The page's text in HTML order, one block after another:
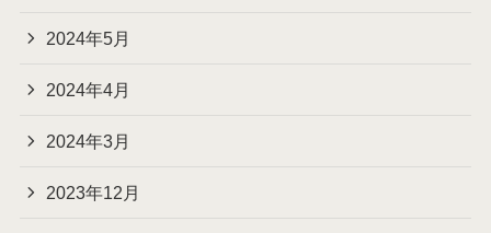
2024年5月
2024年4月
2024年3月
2023年12月